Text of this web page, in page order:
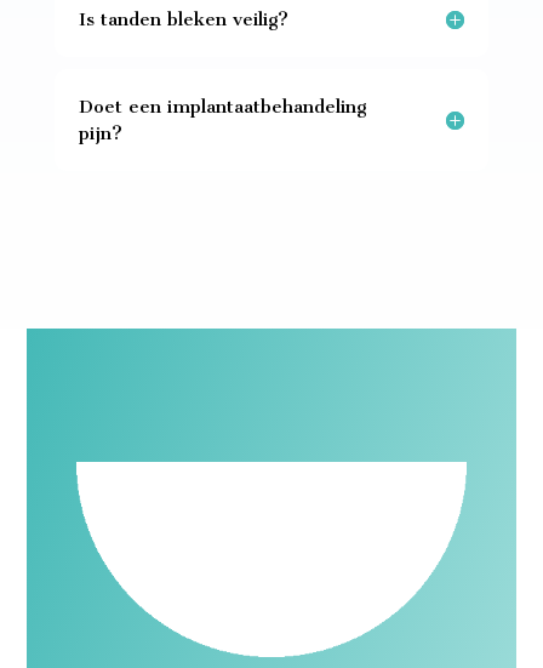
Is tanden bleken veilig?
Doet een implantaatbehandeling
pijn?